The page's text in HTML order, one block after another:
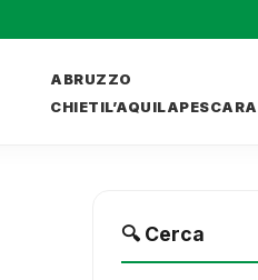
ABRUZZO
CHIETIL’AQUILAPESCARA
🔍 Cerca